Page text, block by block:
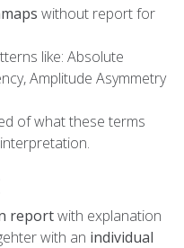
without report for
like: Absolute
Amplitude Asymmetry
of what these terms
reportwith explanation
with an individual